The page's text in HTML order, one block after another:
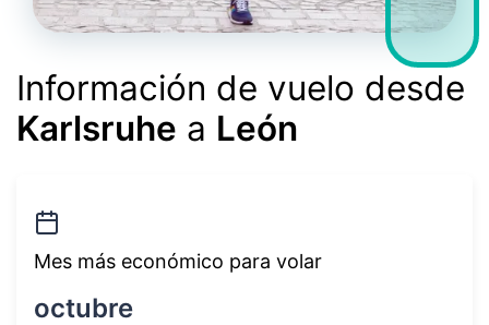
Información de vuelo desde
Karlsruhe a León
Mes más económico para volar
octubre